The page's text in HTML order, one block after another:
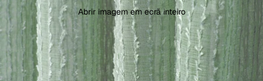
Abrir imagem em ecrã inteiro